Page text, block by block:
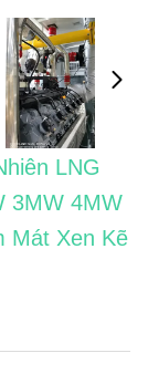
LNG
3MW 4MW
Mát Xen Kẽ